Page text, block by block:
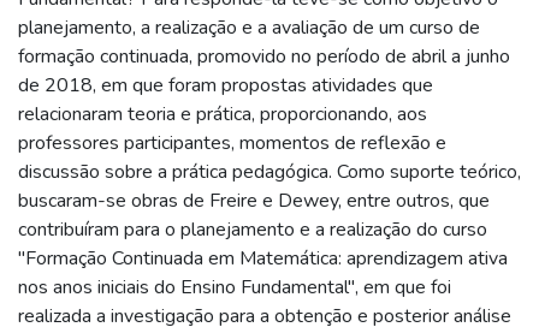
planejamento, a realização e a avaliação de um curso de
formação continuada, promovido no período de abril a junho
de 2018, em que foram propostas atividades que
relacionaram teoria e prática, proporcionando, aos
professores participantes, momentos de reflexão e
discussão sobre a prática pedagógica. Como suporte teórico,
buscaram-se obras de Freire e Dewey, entre outros, que
contribuíram para o planejamento e a realização do curso
"Formação Continuada em Matemática: aprendizagem ativa
nos anos iniciais do Ensino Fundamental", em que foi
realizada a investigação para a obtenção e posterior análise